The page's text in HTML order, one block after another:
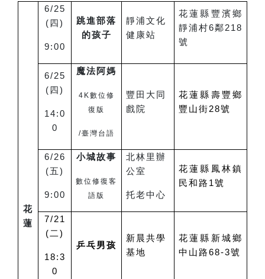
花
蓮
6/25
( 四 )
9:00
跳進部落
的孩子
靜浦文化
健康站
花蓮縣豐濱鄉
靜浦村6鄰218
號
6/25
( 四 )
14:0
0
魔法阿媽
4K數位修
復版
/臺灣台語
豐田大同
戲院
花蓮縣壽豐鄉
豐山街28號
6/26
(五)
9:00
小城故事
數位修復客
語版
北林里辦
公室
托老中心
花蓮縣鳳林鎮
民和路1號
7/21
(二)
18:3
0
乒乓男孩
新晨共學
基地
花蓮縣新城鄉
中山路68-3號